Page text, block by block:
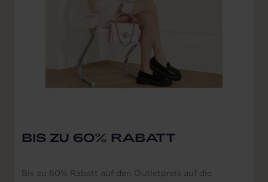
BIS ZU 60% RABATT
Bis zu 60% Rabatt auf den Outletpreis auf die